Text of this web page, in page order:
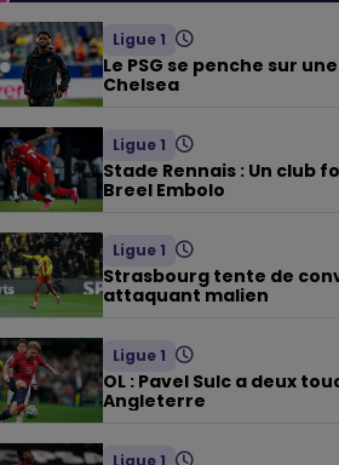
Ligue 1
Le PSG se penche sur
Chelsea
Ligue 1
Stade Rennais : Un club
Breel Embolo
Ligue 1
Strasbourg tente de
attaquant malien
Ligue 1
OL : Pavel Sulc a deux
Angleterre